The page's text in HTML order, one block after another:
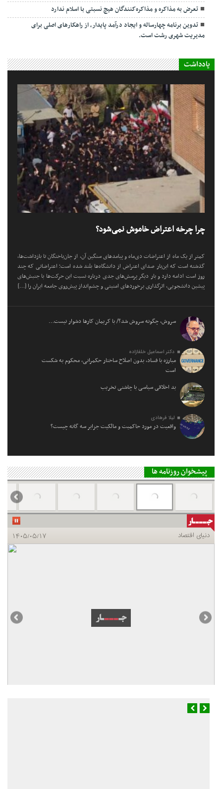
تعرض به مذاکره و مذاکره‌کنندگان هیچ نسبتی با اسلام ندارد
تدوین برنامه چهارساله و ایجاد درآمد پایدار، از راهکارهای اصلی برای
مدیریت شهری رشت است.
یادداشت
چرا چرخه اعتراض خاموش نمی‌شود؟
کمتر از یک ماه از اعتراضات دی‌ماه و پیامد‌های سنگین آن، از جان‌باختگان تا بازداشت‌ها،
گذشته است که این‌بار صدای اعتراض از دانشگاه‌ها بلند شده است؛ اعتراضاتی که چند
روز است ادامه دارد و بار دیگر پرسش‌های جدی درباره نسبت این حرکت‌ها با جنبش‌های
پیشین دانشجویی، اثرگذاری برخورد‌های امنیتی و چشم‌انداز پیش‌روی جامعه ایران را […]
سروش، چگونه سروش شد؟/ با کریمان کارها دشوار نیست…
دکتر اسماعیل خلفازاده
مبارزه با فساد، بدون اصلاح ساختار حکمرانی، محکوم به شکست
است
بد اخلاقی سیاسی با چاشنی تخریب
لیلا فرهادی
واقعیت در مورد حاکمیت و مالکیت جزایر سه گانه چیست؟
پیشخوان روزنامه ها